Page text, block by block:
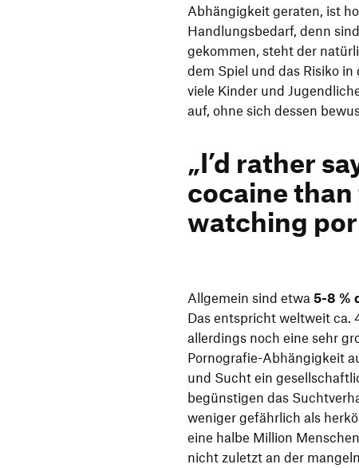
Abhängigkeit geraten, ist
Handlungsbedarf, denn
gekommen, steht der
dem Spiel und das Risiko
viele Kinder und
auf, ohne sich dessen
„I’d rather
cocaine than
watching
Allgemein sind etwa 5-8 %
Das entspricht weltweit ca.
allerdings noch eine sehr
Pornografie-Abhängigkeit
und Sucht ein
begünstigen das
weniger gefährlich als
eine halbe Million
nicht zuletzt an der